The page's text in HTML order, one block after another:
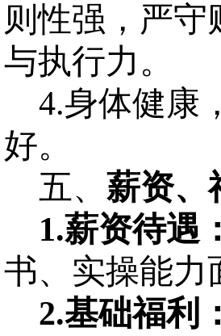
则性强，严
与执行力。
4.身体健康
好。
五、 薪资、
1.薪资待遇：
书、实操能力
2.基础福利：